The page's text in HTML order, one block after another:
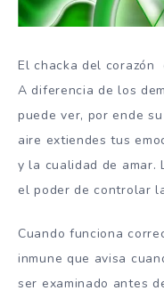
El chacka del
A diferencia de los
puede ver, por ende
aire extiendes tus
y la cualidad de amar.
el poder de controlar
Cuando funciona
inmune que avisa
ser examinado antes